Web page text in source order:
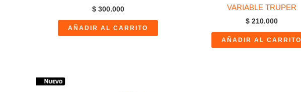
$300.000
AÑADIR AL CARRITO
VARIABLE TRUPER
$210.000
AÑADIR AL CARRITO